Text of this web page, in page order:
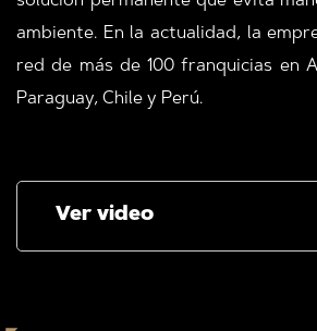
ambiente. En la actualidad, la
red de más de 100 franquicias en
Paraguay, Chile y Perú.
Ver video